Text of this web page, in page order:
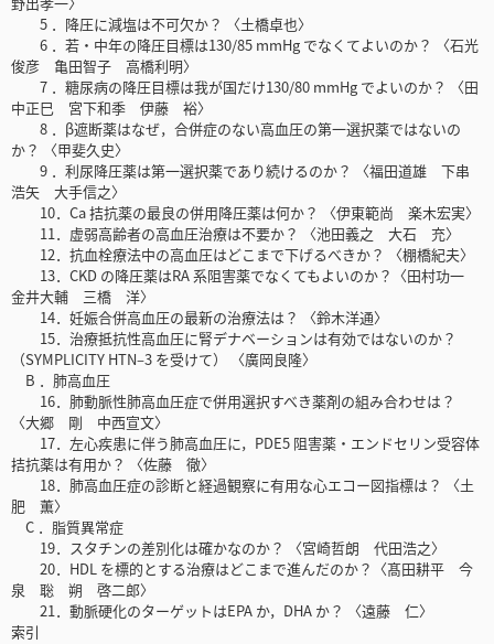
5 ．降圧に減塩は不可欠か？ 〈土橋卓也〉
6 ．若・中年の降圧目標は130/85 mmHg でなくてよいのか？ 〈石光
俊彦 亀田智子 高橋利明〉
7 ．糖尿病の降圧目標は我が国だけ130/80 mmHg でよいのか？ 〈田
中正巳 宮下和季 伊藤 裕〉
8 ．β遮断薬はなぜ，合併症のない高血圧の第一選択薬ではないの
か？ 〈甲斐久史〉
9 ．利尿降圧薬は第一選択薬であり続けるのか？ 〈福田道雄 下串
浩矢 大手信之〉
10．Ca 拮抗薬の最良の併用降圧薬は何か？ 〈伊東範尚 楽木宏実〉
11．虚弱高齢者の高血圧治療は不要か？ 〈池田義之 大石 充〉
12．抗血栓療法中の高血圧はどこまで下げるべきか？ 〈棚橋紀夫〉
13．CKD の降圧薬はRA 系阻害薬でなくてもよいのか？〈田村功一
金井大輔 三橋 洋〉
14．妊娠合併高血圧の最新の治療法は？ 〈鈴木洋通〉
15．治療抵抗性高血圧に腎デナベーションは有効ではないのか？
（SYMPLICITY HTN‒3 を受けて） 〈廣岡良隆〉
B ．肺高血圧
16．肺動脈性肺高血圧症で併用選択すべき薬剤の組み合わせは？
〈大郷 剛 中西宣文〉
17．左心疾患に伴う肺高血圧に，PDE5 阻害薬・エンドセリン受容体
拮抗薬は有用か？ 〈佐藤 徹〉
18．肺高血圧症の診断と経過観察に有用な心エコー図指標は？ 〈土
肥 薫〉
C ．脂質異常症
19．スタチンの差別化は確かなのか？ 〈宮崎哲朗 代田浩之〉
20．HDL を標的とする治療はどこまで進んだのか？〈髙田耕平 今
泉 聡 朔 啓二郎〉
21．動脈硬化のターゲットはEPA か，DHA か？ 〈遠藤 仁〉
索引